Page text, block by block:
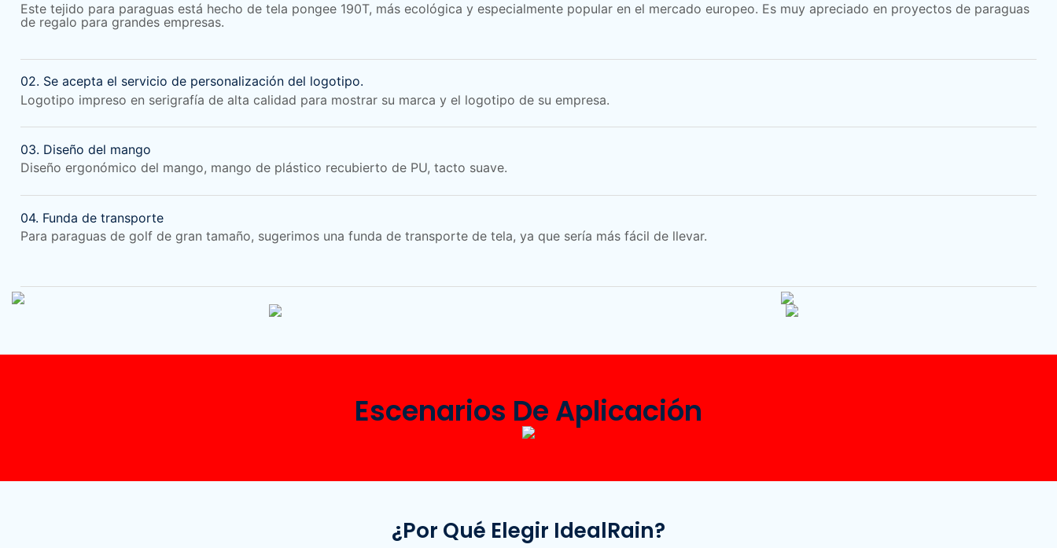
Este tejido para paraguas está hecho de tela pongee 190T, más ecológica y especialmente popular en el mercado europeo. Es muy apreciado en proyectos de paraguas
de regalo para grandes empresas.
02. Se acepta el servicio de personalización del logotipo.
Logotipo impreso en serigrafía de alta calidad para mostrar su marca y el logotipo de su empresa.
03. Diseño del mango
Diseño ergonómico del mango, mango de plástico recubierto de PU, tacto suave.
04. Funda de transporte
Para paraguas de golf de gran tamaño, sugerimos una funda de transporte de tela, ya que sería más fácil de llevar.
Escenarios De Aplicación
¿Por Qué Elegir IdealRain?